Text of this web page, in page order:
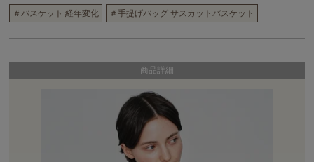
＃バスケット 経年変化 ＃手提げバッグ サスカットバスケット
商品詳細